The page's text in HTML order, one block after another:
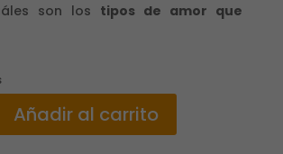
son los tipos de amor que
Añadir al carrito